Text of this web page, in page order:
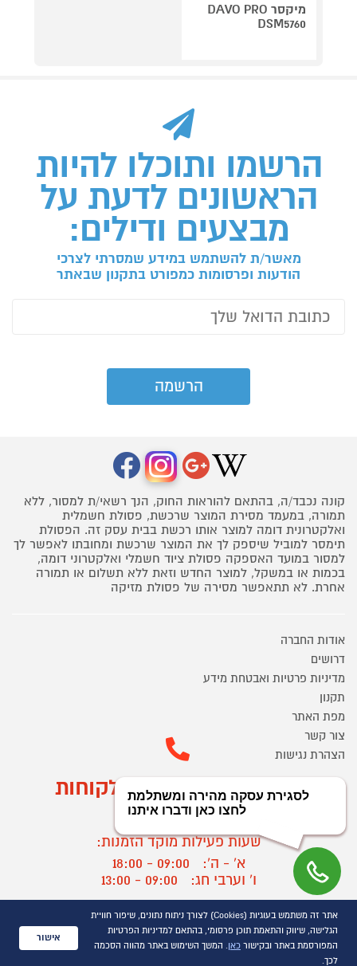
מיקסר DAVO PRO
DSM5760
הרשמו ותוכלו להיות
הראשונים לדעת על
מבצעים ודילים:
מאשר/ת להשתמש במידע שמסרתי לצרכי
הודעות ופרסומות כמפורט בתקנון שבאתר
קונה נכבד/ה, בהתאם להוראות החוק, הנך רשאי/ת למסור, ללא
תמורה, במעמד מסירת המוצר שרכשת, פסולת חשמלית
ואלקטרונית דומה למוצר אותו רכשת בבית עסק זה. הפסולת
תימסר למוביל שיספק לך את המוצר שרכשת ומחובתו לאפשר לך
למסור במועד האספקה פסולת ציוד חשמלי ואלקטרוני דומה,
בכמות או במשקל, למוצר החדש וזאת ללא תשלום או תמורה
אחרת. לא תתאפשר מסירה של פסולת מזיקה
אודות החברה
דרושים
מדיניות פרטיות ואבטחת מידע
תקנון
מפת האתר
צור קשר
הצהרת נגישות
מוקד הזמנות ושירות לקוחות
03-9545370
שעות פעילות מוקד הזמנות:
א' - ה':
09:00 - 18:00
ו' וערבי חג:
09:00 - 13:00
שעות פעילות מוקד שירות לקוחות:
א' - ד':
09:00 - 16:30
ה :
09:00 - 16:00
אתר זה משתמש בעוגיות (Cookies) לצורך ניתוח נתונים, שיפור חוויית
הגלישה, שיווק והתאמת תוכן פרסומי, בהתאם למדיניות הפרטיות
המפורסמת באתר ובקישור כאן. המשך השימוש באתר מהווה הסכמה
לכך.
אישור